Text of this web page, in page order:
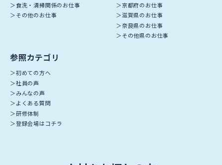
食洗・清掃関係のお仕事
その他のお仕事
京都府のお仕事
滋賀県のお仕事
奈良県のお仕事
その他県のお仕事
参照カテゴリ
初めての方へ
社員の声
みんなの声
よくある質問
研修体制
登録会場はコチラ